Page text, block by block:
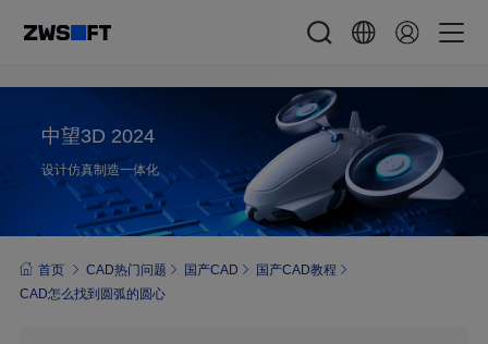
中望3D 2024
设计仿真制造一体化
首页 CAD热门问题 国产CAD
国产CAD教程
CAD怎么找到圆弧的圆心